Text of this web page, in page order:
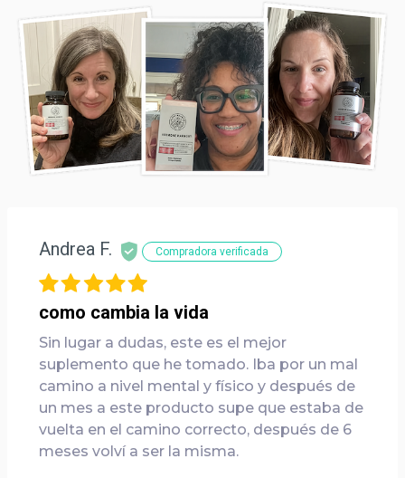
Andrea F. Compradora verificada
como cambia la vida
Sin lugar a dudas, este es el mejor
suplemento que he tomado. Iba por un mal
camino a nivel mental y físico y después de
un mes a este producto supe que estaba de
vuelta en el camino correcto, después de 6
meses volví a ser la misma.